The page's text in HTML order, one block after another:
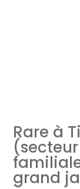
Rare à
grand